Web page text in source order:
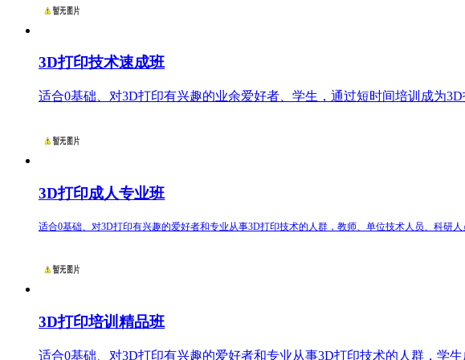
3D打印技术速成班
适合0基础、对3D打印有兴趣的业余爱好者、学生，通过短时间培训成为
3D打印成人专业班
适合0基础、对3D打印有兴趣的爱好者和专业从事3D打印技术的人群，教师、单位技术人员、科研人
3D打印培训精品班
适合0基础、对3D打印有兴趣的爱好者和专业从事3D打印技术的人群，学